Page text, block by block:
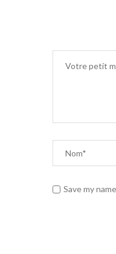
Save my